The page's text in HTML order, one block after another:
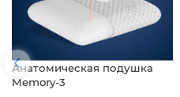
Анатомическая подушка
Memory-3